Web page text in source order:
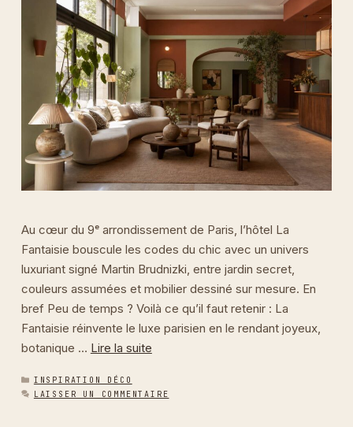
Au cœur du 9ᵉ arrondissement de Paris, l’hôtel La
Fantaisie bouscule les codes du chic avec un univers
luxuriant signé Martin Brudnizki, entre jardin secret,
couleurs assumées et mobilier dessiné sur mesure. En
bref Peu de temps ? Voilà ce qu’il faut retenir : La
Fantaisie réinvente le luxe parisien en le rendant joyeux,
botanique … Lire la suite
CATÉGORIES
INSPIRATION DÉCO
LAISSER UN COMMENTAIRE